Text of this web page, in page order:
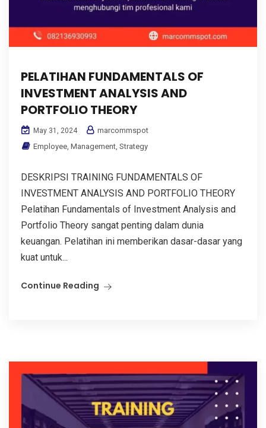
PELATIHAN FUNDAMENTALS OF
INVESTMENT ANALYSIS AND
PORTFOLIO THEORY
May 31, 2024
marcommspot
Employee Management Strategy
DESKRIPSI TRAINING FUNDAMENTALS OF
INVESTMENT ANALYSIS AND PORTFOLIO THEORY
Pelatihan Fundamentals of Investment Analysis and
Portfolio Theory sangat penting dalam dunia
keuangan. Pelatihan ini memberikan dasar-dasar yang
kuat untuk...
Continue Reading